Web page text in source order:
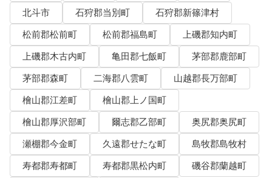
北斗市
石狩郡当別町
石狩郡新篠津村
松前郡松前町
松前郡福島町
上磯郡知内町
上磯郡木古内町
亀田郡七飯町
茅部郡鹿部町
茅部郡森町
二海郡八雲町
山越郡長万部町
檜山郡江差町
檜山郡上ノ国町
檜山郡厚沢部町
爾志郡乙部町
奥尻郡奥尻町
瀬棚郡今金町
久遠郡せたな町
島牧郡島牧村
寿都郡寿都町
寿都郡黒松内町
磯谷郡蘭越町